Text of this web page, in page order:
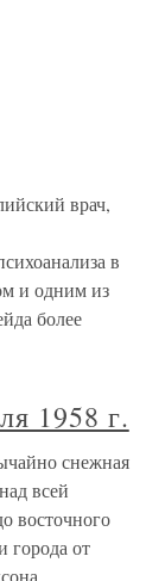
врач,
в
и одним из
более
1958 г.
снежная
всей
восточного
города от